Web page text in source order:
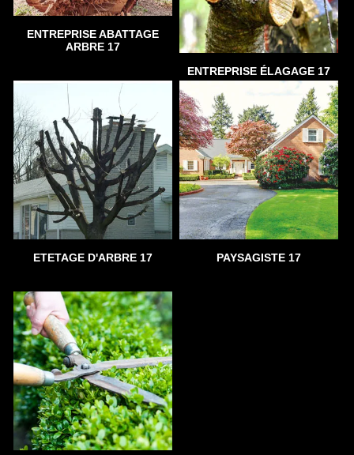
ENTREPRISE ABATTAGE
ARBRE 17
ENTREPRISE ÉLAGAGE 17
ETETAGE D'ARBRE 17 PAYSAGISTE 17